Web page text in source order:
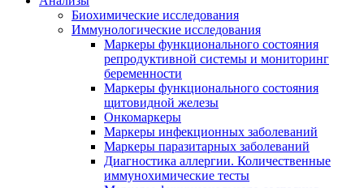
Биохимические исследования
Иммунологические исследования
Маркеры функционального состояния
репродуктивной системы и мониторинг
беременности
Маркеры функционального состояния
щитовидной железы
Онкомаркеры
Маркеры инфекционных заболеваний
Маркеры паразитарных заболеваний
Диагностика аллергии. Количественные
иммунохимические тесты